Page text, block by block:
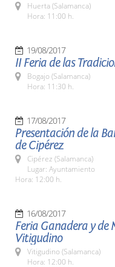
Huerta (Salamanca)
Hora: 11:00 h.
19/08/2017
II Feria de las
Bogajo (Salamanca)
Hora: 11:30 h.
17/08/2017
Presentación de la
de Cipérez
Cipérez (Salamanca)
Lugar: Ayuntamiento
Hora: 12:00 h.
16/08/2017
Feria Ganadera y de
Vitigudino
Vitigudino (Salamanca)
Hora: 12:00 h.